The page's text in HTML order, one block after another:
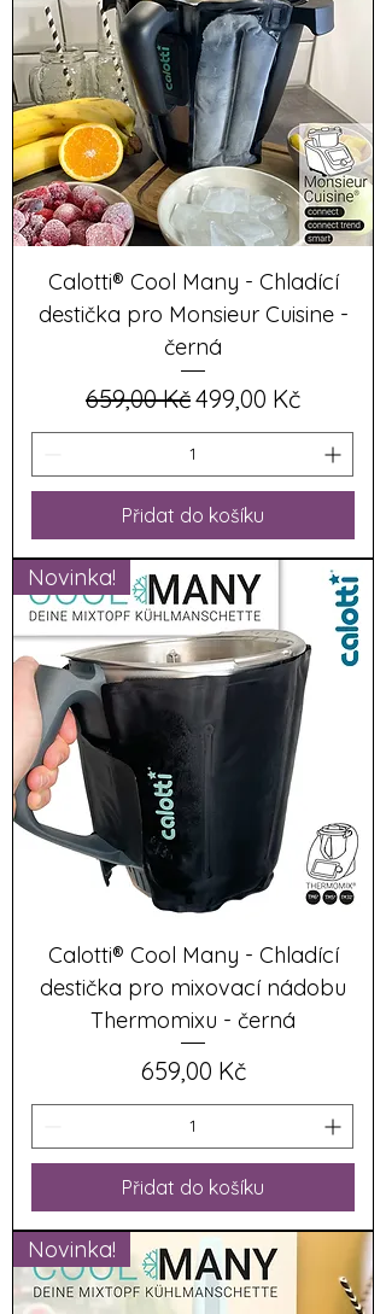
Calotti® Cool Many - Chladící
destička pro Monsieur Cuisine -
černá
Běžná cena
659,00 KčZvýhodněná cena
499,00 Kč
Přidat do košíku
Novinka!
Calotti® Cool Many - Chladící
destička pro mixovací nádobu
Thermomixu - černá
Cena
659,00 Kč
Přidat do košíku
Novinka!